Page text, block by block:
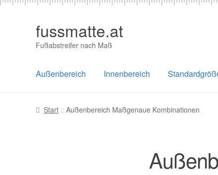
Zur
Navigation
springen
Zum
Inhalt
springen
fussmatte.at
Fußabstreifer nach Maß
Außenbereich Innenbereich
Start Außenbereich Maßgenaue Kombinationen